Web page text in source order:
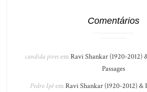
Comentários
candida piresem Ravi Shankar (1920-2012)
Passages
Pedro Ipêem Ravi Shankar (1920-2012) &